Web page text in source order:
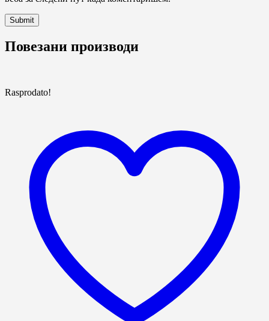
Повезани производи
Rasprodato!